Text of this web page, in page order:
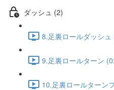
ダッシュ (2)
8.足裏ロールダッシュ
9.足裏ロールターン
10.足裏ロールターン